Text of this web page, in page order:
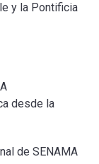
y la Pontificia
desde la
de SENAMA